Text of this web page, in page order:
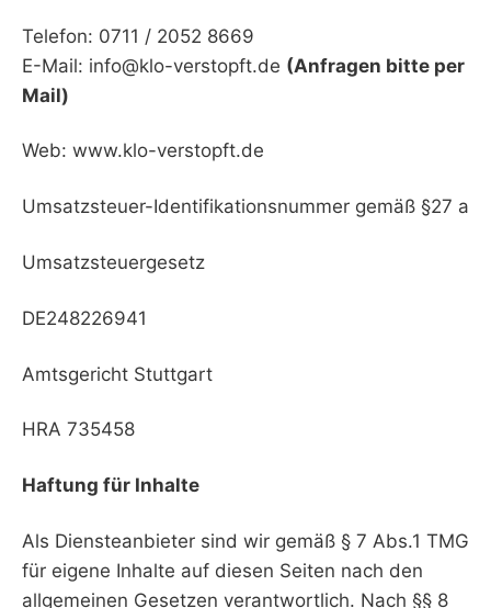
Telefon: 0711 / 2052 8669
E-Mail: info@klo-verstopft.de (Anfragen bitte per
Mail)
Web: www.klo-verstopft.de
Umsatzsteuer-Identifikationsnummer gemäß §27 a
Umsatzsteuergesetz
DE248226941
Amtsgericht Stuttgart
HRA 735458
Haftung für Inhalte
Als Diensteanbieter sind wir gemäß § 7 Abs.1 TMG
für eigene Inhalte auf diesen Seiten nach den
allgemeinen Gesetzen verantwortlich. Nach §§ 8